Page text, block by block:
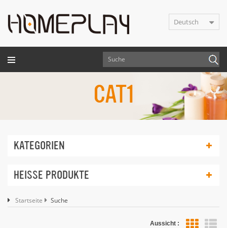
Deutsch
CAT1
KATEGORIEN
HEISSE PRODUKTE
Startseite Suche
Aussicht :